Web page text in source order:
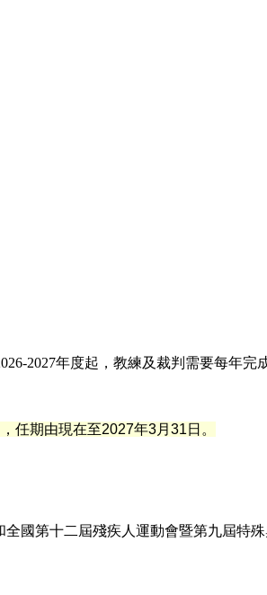
2027年度起，教練及裁判需要每年完
任期由現在至2027年3月31日。
國第十二屆殘疾人運動會暨第九屆特